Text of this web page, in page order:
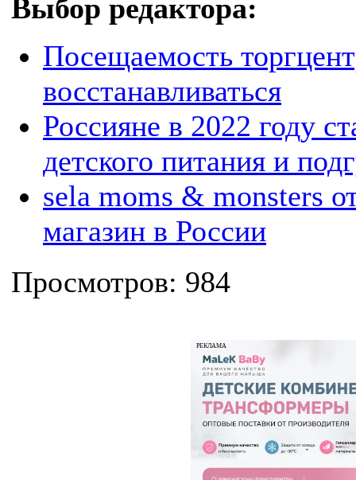
Выбор редактора:
Посещаемость
восстанавливаться
Россияне в 2022 году
детского питания и
sela moms & monsters
магазин в России
Просмотров: 984
РЕКЛАМА